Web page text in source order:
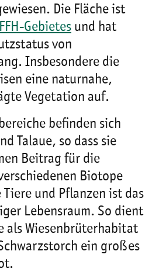
Die Fläche ist
FFH-Gebietes und hat
von
Insbesondere die
eine naturnahe,
Vegetation auf.
befinden sich
Talaue, so dass sie
Beitrag für die
Biotope
und Pflanzen ist das
Lebensraum. So dient
als Wiesenbrüterhabitat
ein großes